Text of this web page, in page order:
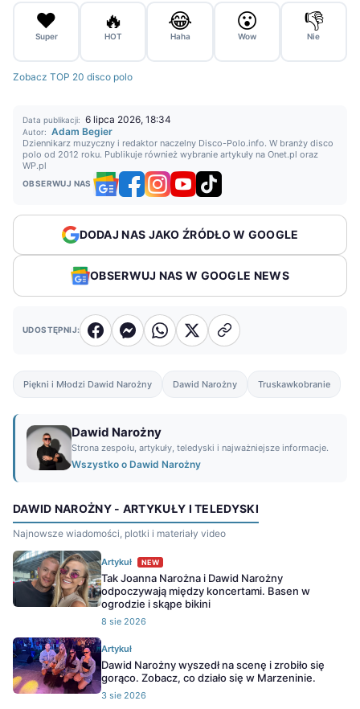
❤️
Super
🔥
HOT
😂
Haha
😮
Wow
👎
Nie
Zobacz TOP 20 disco polo
Data publikacji: 6 lipca 2026, 18:34
Autor: Adam Begier
Dziennikarz muzyczny i redaktor naczelny Disco-Polo.info. W branży disco
polo od 2012 roku. Publikuje również wybranie artykuły na Onet.pl oraz
WP.pl
OBSERWUJ NAS
DODAJ NAS JAKO ŹRÓDŁO W GOOGLE
OBSERWUJ NAS W GOOGLE NEWS
UDOSTĘPNIJ:
Piękni i Młodzi Dawid Narożny Dawid Narożny Truskawkobranie
Dawid Narożny
Strona zespołu, artykuły, teledyski i najważniejsze informacje.
Wszystko o Dawid Narożny
DAWID NAROŻNY - ARTYKUŁY I TELEDYSKI
Najnowsze wiadomości, plotki i materiały video
Artykuł NEW
Tak Joanna Narożna i Dawid Narożny
odpoczywają między koncertami. Basen w
ogrodzie i skąpe bikini
8 sie 2026
Artykuł
Dawid Narożny wyszedł na scenę i zrobiło się
gorąco. Zobacz, co działo się w Marzeninie.
3 sie 2026